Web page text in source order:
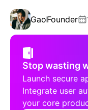
GaoFounder
Stop wasting
Launch secure
Integrate user
your core